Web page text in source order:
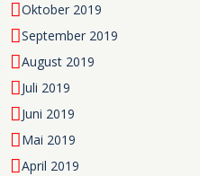
Oktober 2019
September 2019
August 2019
Juli 2019
Juni 2019
Mai 2019
April 2019